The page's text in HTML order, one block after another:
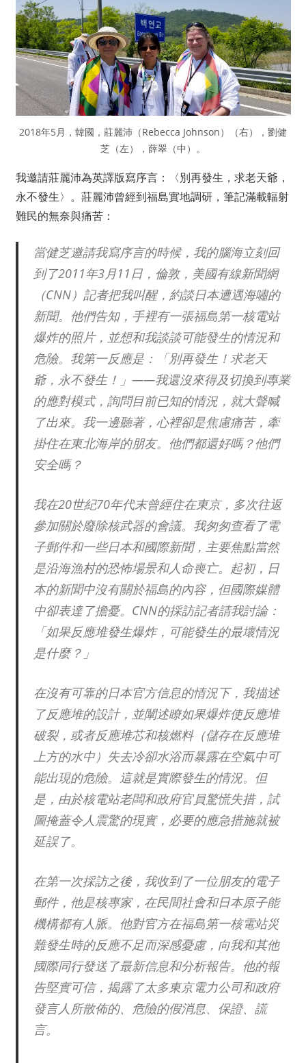
2018年5月，韓國，莊麗沛（Rebecca Johnson）（右），劉健
芝（左），薛翠（中）。
我邀請莊麗沛為英譯版寫序言：〈別再發生，求老天爺，
永不發生〉。莊麗沛曾經到福島實地調研，筆記滿載輻射
難民的無奈與痛苦：
當健芝邀請我寫序言的時候，我的腦海立刻回
到了2011年3月11日，倫敦，美國有線新聞網
（CNN）記者把我叫醒，約談日本遭遇海嘯的
新聞。他們告知，手裡有一張福島第一核電站
爆炸的照片，並想和我談談可能發生的情況和
危險。我第一反應是：「別再發生！求老天
爺，永不發生！」——我還沒來得及切換到專業
的應對模式，詢問目前已知的情況，就大聲喊
了出來。我一邊聽著，心裡卻是焦慮痛苦，牽
掛住在東北海岸的朋友。他們都還好嗎？他們
安全嗎？
我在20世紀70年代末曾經住在東京，多次往返
參加關於廢除核武器的會議。我匆匆查看了電
子郵件和一些日本和國際新聞，主要焦點當然
是沿海漁村的恐怖場景和人命喪亡。起初，日
本的新聞中沒有關於福島的內容，但國際媒體
中卻表達了擔憂。CNN的採訪記者請我討論：
「如果反應堆發生爆炸，可能發生的最壞情況
是什麼？」
在沒有可靠的日本官方信息的情況下，我描述
了反應堆的設計，並闡述瞭如果爆炸使反應堆
破裂，或者反應堆芯和核燃料（儲存在反應堆
上方的水中）失去冷卻水浴而暴露在空氣中可
能出現的危險。這就是實際發生的情況。但
是，由於核電站老闆和政府官員驚慌失措，試
圖掩蓋令人震驚的現實，必要的應急措施就被
延誤了。
在第一次採訪之後，我收到了一位朋友的電子
郵件，他是核專家，在民間社會和日本原子能
機構都有人脈。他對官方在福島第一核電站災
難發生時的反應不足而深感憂慮，向我和其他
國際同行發送了最新信息和分析報告。他的報
告堅實可信，揭露了太多東京電力公司和政府
發言人所散佈的、危險的假消息、保證、謊
言。